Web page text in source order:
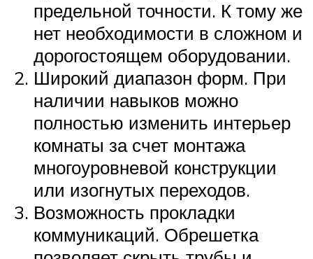
предельной точности. К тому же
нет необходимости в сложном и
дорогостоящем оборудовании.
Широкий диапазон форм. При
наличии навыков можно
полностью изменить интерьер
комнаты за счет монтажа
многоуровневой конструкции
или изогнутых переходов.
Возможность прокладки
коммуникаций. Обрешетка